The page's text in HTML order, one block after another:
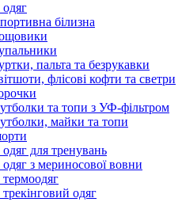
білизна
пальта та безрукавки
флісові кофти та светри
та топи з УФ-фільтром
майки та топи
для тренувань
з мериносової вовни
одяг